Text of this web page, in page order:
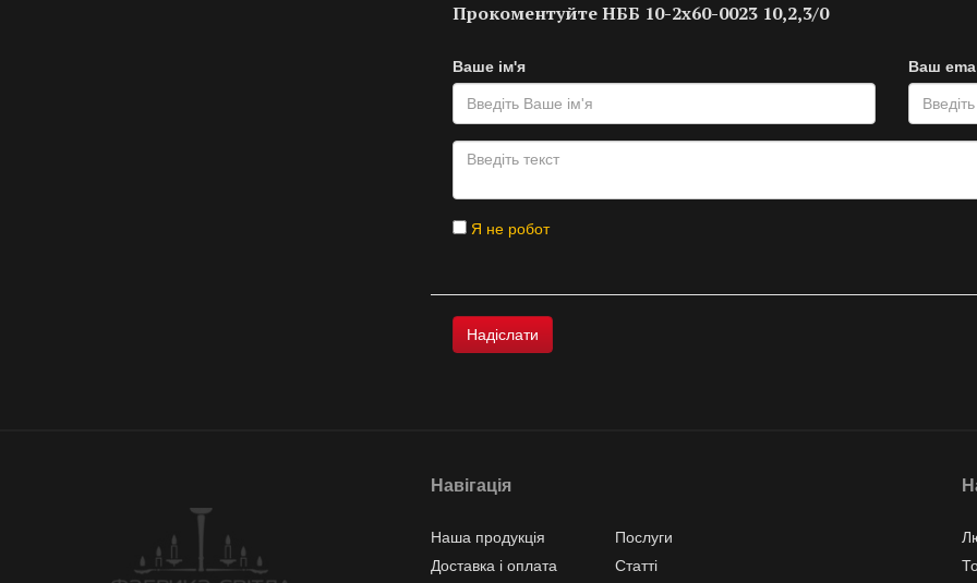
Прокоментуйте НББ 10-2х60-0023 10,2,3/0
Ваше ім'я Ваш
Я не робот
Навігація
Наша продукція
Послуги
Доставка і оплата
Статті